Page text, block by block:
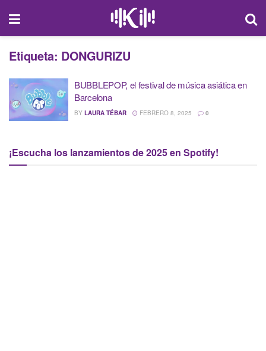
Etiqueta: DONGURIZU
BUBBLEPOP, el festival de música asiática en
Barcelona
BY LAURA TÉBAR FEBRERO 8, 2025 0
¡Escucha los lanzamientos de 2025 en Spotify!